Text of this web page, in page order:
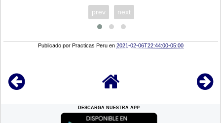
prev next
Publicado por Practicas Peru en2021-02-06T22:44:00-05:00
DESCARGA NUESTRA APP